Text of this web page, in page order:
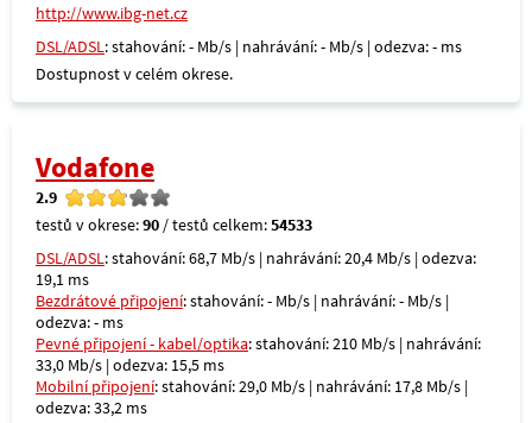
http://www.ibg-net.cz
DSL/ADSL: stahování: - Mb/s | nahrávání: - Mb/s | odezva: - ms
Dostupnost v celém okrese.
Vodafone
2.9
testů v okrese:90 / testů celkem:54533
DSL/ADSL: stahování: 68,7 Mb/s | nahrávání: 20,4 Mb/s | odezva:
19,1 ms
Bezdrátové připojení: stahování: - Mb/s | nahrávání: - Mb/s |
odezva: - ms
Pevné připojení - kabel/optika: stahování: 210 Mb/s | nahrávání:
33,0 Mb/s | odezva: 15,5 ms
Mobilní připojení: stahování: 29,0 Mb/s | nahrávání: 17,8 Mb/s |
odezva: 33,2 ms